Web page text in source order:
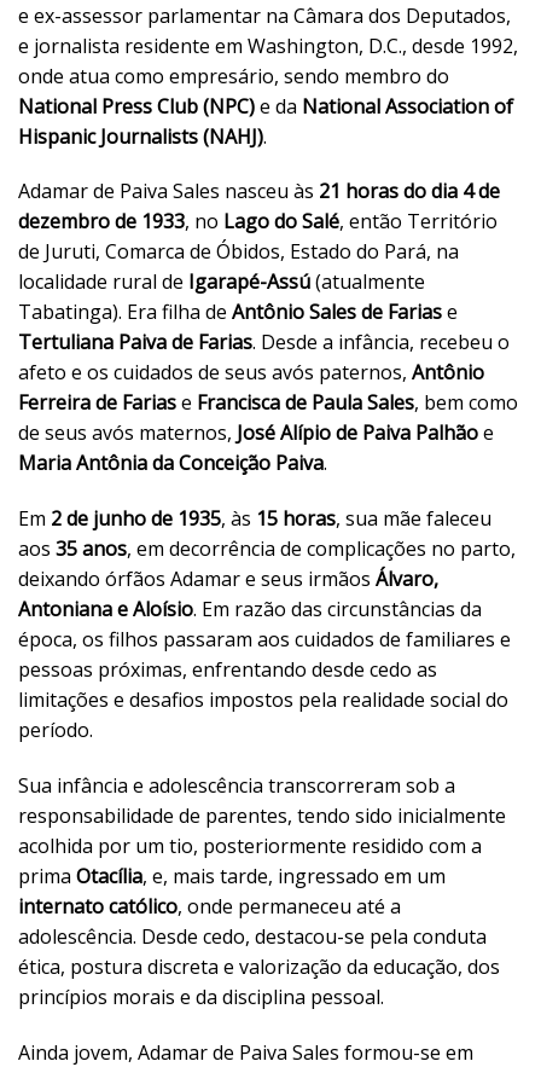
e ex-assessor parlamentar na Câmara dos Deputados,
e jornalista residente em Washington, D.C., desde 1992,
onde atua como empresário, sendo membro do
National Press Club (NPC)e da National Association of
Hispanic Journalists (NAHJ).
Adamar de Paiva Sales nasceu às 21 horas do dia 4 de
dezembro de 1933, no Lago do Salé, então Território
de Juruti, Comarca de Óbidos, Estado do Pará, na
localidade rural de Igarapé-Assú(atualmente
Tabatinga). Era filha de Antônio Sales de Fariase
Tertuliana Paiva de Farias. Desde a infância, recebeu o
afeto e os cuidados de seus avós paternos, Antônio
Ferreira de Fariase Francisca de Paula Sales, bem como
de seus avós maternos, José Alípio de Paiva Palhãoe
Maria Antônia da Conceição Paiva.
Em 2 de junho de 1935, às 15 horas, sua mãe faleceu
aos 35 anos, em decorrência de complicações no parto,
deixando órfãos Adamar e seus irmãos Álvaro,
Antoniana e Aloísio. Em razão das circunstâncias da
época, os filhos passaram aos cuidados de familiares e
pessoas próximas, enfrentando desde cedo as
limitações e desafios impostos pela realidade social do
período.
Sua infância e adolescência transcorreram sob a
responsabilidade de parentes, tendo sido inicialmente
acolhida por um tio, posteriormente residido com a
prima Otacília, e, mais tarde, ingressado em um
internato católico, onde permaneceu até a
adolescência. Desde cedo, destacou-se pela conduta
ética, postura discreta e valorização da educação, dos
princípios morais e da disciplina pessoal.
Ainda jovem, Adamar de Paiva Sales formou-se em